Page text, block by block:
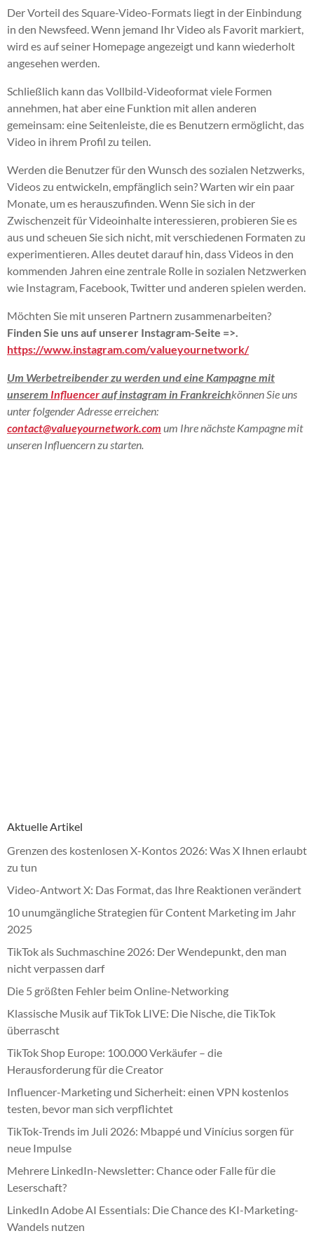
Der Vorteil des Square-Video-Formats liegt in der Einbindung
in den Newsfeed. Wenn jemand Ihr Video als Favorit markiert,
wird es auf seiner Homepage angezeigt und kann wiederholt
angesehen werden.
Schließlich kann das Vollbild-Videoformat viele Formen
annehmen, hat aber eine Funktion mit allen anderen
gemeinsam: eine Seitenleiste, die es Benutzern ermöglicht, das
Video in ihrem Profil zu teilen.
Werden die Benutzer für den Wunsch des sozialen Netzwerks,
Videos zu entwickeln, empfänglich sein? Warten wir ein paar
Monate, um es herauszufinden. Wenn Sie sich in der
Zwischenzeit für Videoinhalte interessieren, probieren Sie es
aus und scheuen Sie sich nicht, mit verschiedenen Formaten zu
experimentieren.Alles deutet darauf hin, dass Videos in den
kommenden Jahren eine zentrale Rolle in sozialen Netzwerken
wie Instagram, Facebook, Twitter und anderen spielen werden.
Möchten Sie mit unseren Partnern zusammenarbeiten?
Finden Sie uns auf unserer Instagram-Seite =>.
https://www.instagram.com/valueyournetwork/
Um Werbetreibender zu werden und eine Kampagne mit
unserem Influencerauf instagram in Frankreichkönnen Sie uns
unter folgender Adresse erreichen:
contact@valueyournetwork.com um Ihre nächste Kampagne mit
unseren Influencern zu starten.
Aktuelle Artikel
Grenzen des kostenlosen X-Kontos 2026: Was X Ihnen erlaubt
zu tun
Video-Antwort X: Das Format, das Ihre Reaktionen verändert
10 unumgängliche Strategien für Content Marketing im Jahr
2025
TikTok als Suchmaschine 2026: Der Wendepunkt, den man
nicht verpassen darf
Die 5 größten Fehler beim Online-Networking
Klassische Musik auf TikTok LIVE: Die Nische, die TikTok
überrascht
TikTok Shop Europe: 100.000 Verkäufer – die
Herausforderung für die Creator
Influencer-Marketing und Sicherheit: einen VPN kostenlos
testen, bevor man sich verpflichtet
TikTok-Trends im Juli 2026: Mbappé und Vinícius sorgen für
neue Impulse
Mehrere LinkedIn-Newsletter: Chance oder Falle für die
Leserschaft?
LinkedIn Adobe AI Essentials: Die Chance des KI-Marketing-
Wandels nutzen